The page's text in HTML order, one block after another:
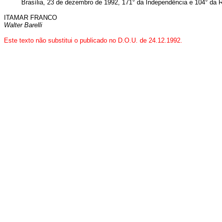
Brasília, 23 de dezembro de 1992, 171° da Independência e 104° da
ITAMAR FRANCO
Walter Barelli
Este texto não substitui o publicado no D.O.U. de 24.12.1992.